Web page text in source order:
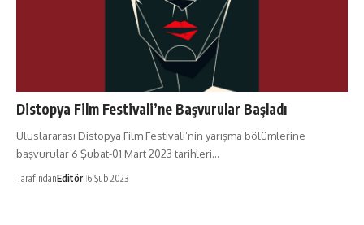
Distopya Film Festivali’ne Başvurular Başladı
Uluslararası Distopya Film Festivali’nin yarışma bölümlerine
başvurular 6 Şubat-01 Mart 2023 tarihleri…
TarafındanEditör 6 Şub 2023